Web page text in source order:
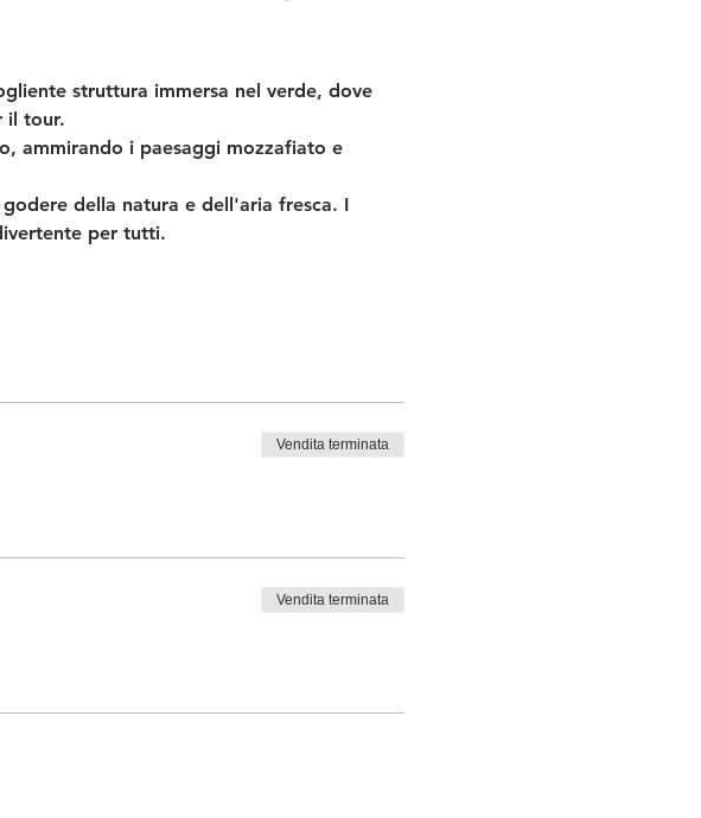
struttura immersa nel verde, dove
il tour.
ammirando i paesaggi mozzafiato e
della natura e dell'aria fresca. I
per tutti.
Vendita terminata
Vendita terminata